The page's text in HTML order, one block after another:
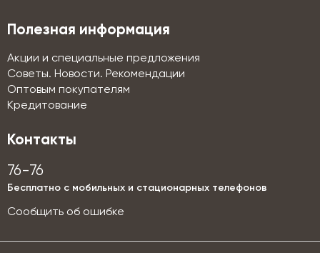
Полезная информация
Акции и специальные предложения
Советы. Новости. Рекомендации
Оптовым покупателям
Кредитование
Контакты
76-76
Бесплатно с мобильных и стационарных телефонов
Сообщить об ошибке